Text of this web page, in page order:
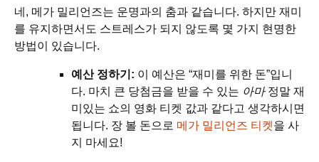
네, 메가 밀리언즈는 운명과의 춤과 같습니다. 하지만 재미
를 유지하면서도 스트레스가 되지 않도록 몇 가지 현명한
방법이 있습니다.
예산 정하기: 이 예산은 “재미를 위한 돈”입니
다. 마치 큰 당첨금을 받을 수 있는 아마정말 재
미있는 쇼의 영화 티켓 값과 같다고 생각하시면
됩니다. 장 볼 돈으로 메가 밀리언즈 티켓을 사
지 마세요!